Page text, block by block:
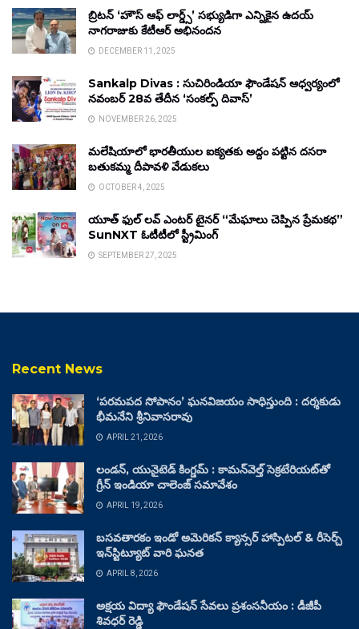
బ్రిటన్ ‘హౌస్ ఆఫ్ లార్డ్స్’ సభ్యుడిగా ఎన్నికైన ఉదయ్
నాగరాజుకు కేటీఆర్ అభినందన
DECEMBER 11, 2025
Sankalp Divas : సుచిరిండియా ఫౌండేషన్ ఆధ్వర్యంలో
నవంబర్ 28వ తేదీన ‘సంకల్ప్ దివాస్’
NOVEMBER 26, 2025
మలేషియాలో భారతీయుల ఐక్యతకు అద్దం పట్టిన దసరా
బతుకమ్మ దీపావళి వేడుకలు
OCTOBER 4, 2025
యూత్ ఫుల్ లవ్ ఎంటర్ టైనర్ “మేఘాలు చెప్పిన ప్రేమకథ”
SunNXT ఓటీటీలో స్ట్రీమింగ్
SEPTEMBER 27, 2025
Recent News
‘పరమపద సోపానం’ ఘనవిజయం సాధిస్తుంది : దర్శకుడు
భీమనేని శ్రీనివాసరావు
APRIL 21, 2026
లండన్, యునైటెడ్ కింగ్డమ్ : కామన్‌వెల్త్ సెక్రటేరియట్‌తో
గ్రీన్ ఇండియా చాలెంజ్ సమావేశం
APRIL 19, 2026
బసవతారకం ఇండో అమెరికన్ క్యాన్సర్ హాస్పిటల్ & రీసెర్చ్
ఇన్‌స్టిట్యూట్ వారి ఘనత
APRIL 8, 2026
అక్షయ విద్యా ఫౌండేషన్ సేవలు ప్రశంసనీయం : డీజీపీ
శివధర్ రెడ్డి